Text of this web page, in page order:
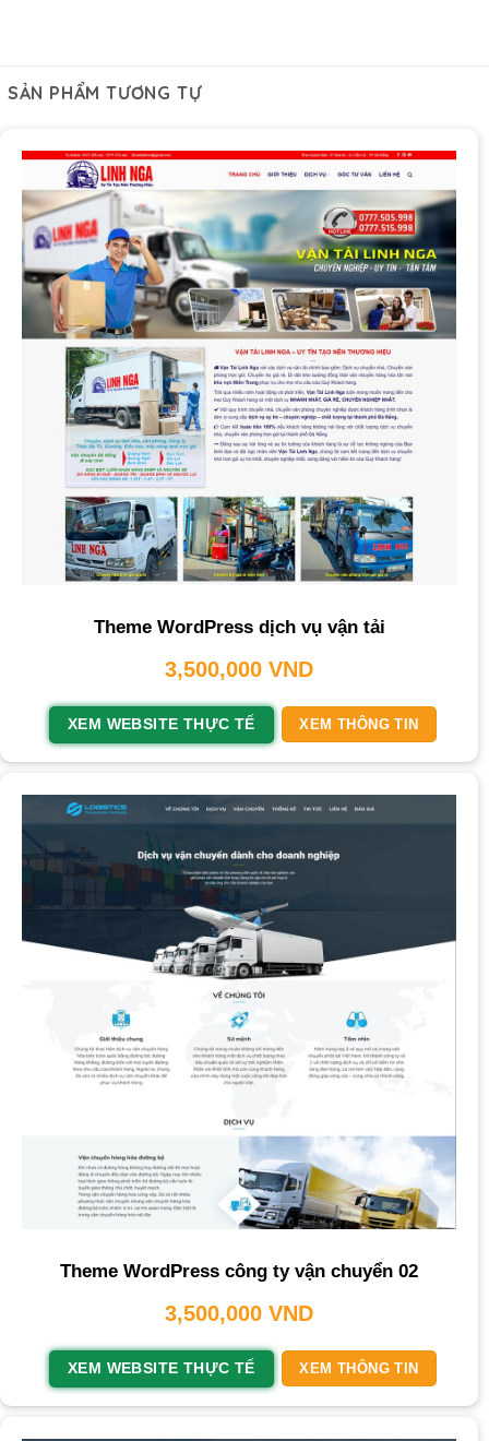
SẢN PHẨM TƯƠNG TỰ
Theme WordPress dịch vụ vận tải
3,500,000 VND
XEM WEBSITE THỰC TẾ XEM THÔNG TIN
Theme WordPress công ty vận chuyển 02
3,500,000 VND
XEM WEBSITE THỰC TẾ XEM THÔNG TIN